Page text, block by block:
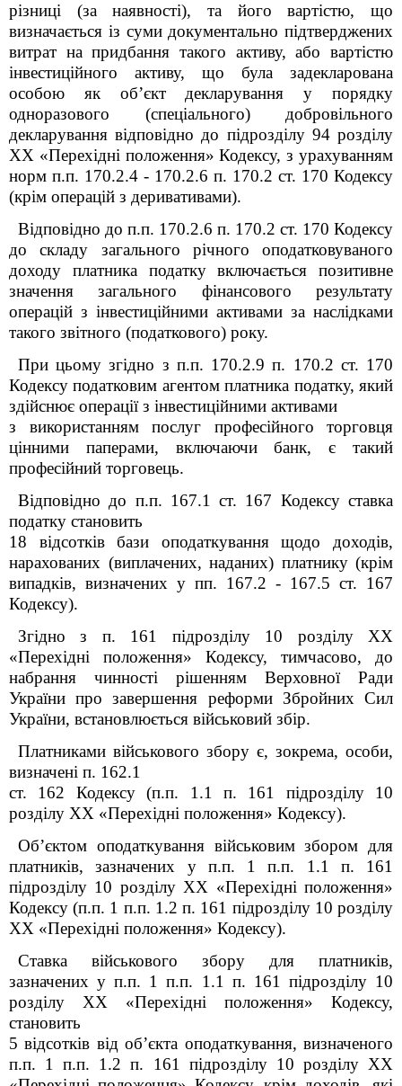
різниці (за наявності), та його вартістю, що
визначається із суми документально підтверджених
витрат на придбання такого активу, або вартістю
інвестиційного активу, що була задекларована
особою як об’єкт декларування у порядку
одноразового (спеціального) добровільного
декларування відповідно до підрозділу 94розділу
XX «Перехідні положення» Кодексу, з урахуванням
норм п.п. 170.2.4 - 170.2.6 п. 170.2 ст. 170 Кодексу
(крім операцій з деривативами).
Відповідно до п.п. 170.2.6 п. 170.2 ст. 170 Кодексу
до складу загального річного оподатковуваного
доходу платника податку включається позитивне
значення загального фінансового результату
операцій з інвестиційними активами за наслідками
такого звітного (податкового) року.
При цьому згідно з п.п. 170.2.9 п. 170.2 ст. 170
Кодексу податковим агентом платника податку, який
здійснює операції з інвестиційними активами
з використанням послуг професійного торговця
цінними паперами, включаючи банк, є такий
професійний торговець.
Відповідно до п.п. 167.1 ст. 167 Кодексу ставка
податку становить
18 відсотків бази оподаткування щодо доходів,
нарахованих (виплачених, наданих) платнику (крім
випадків, визначених у пп. 167.2 - 167.5 ст. 167
Кодексу).
Згідно з п. 161
підрозділу 10 розділу ХХ
«Перехідні положення» Кодексу, тимчасово, до
набрання чинності рішенням Верховної Ради
України про завершення реформи Збройних Сил
України, встановлюється військовий збір.
Платниками військового збору є, зокрема, особи,
визначені п. 162.1
ст. 162 Кодексу (п.п. 1.1 п. 161
підрозділу 10
розділу XX «Перехідні положення» Кодексу).
Об’єктом оподаткування військовим збором для
платників, зазначених у п.п. 1 п.п. 1.1 п. 161
підрозділу 10 розділу XX «Перехідні положення»
Кодексу (п.п. 1 п.п. 1.2 п. 161 підрозділу 10 розділу
XX «Перехідні положення» Кодексу).
Ставка військового збору для платників,
зазначених у п.п. 1 п.п. 1.1 п. 161
підрозділу 10
розділу XX «Перехідні положення» Кодексу,
становить
5 відсотків від об’єкта оподаткування, визначеного
п.п. 1 п.п. 1.2 п. 161
підрозділу 10 розділу XX